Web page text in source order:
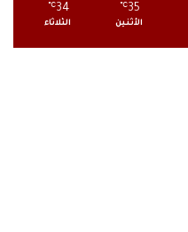
35
℃
الأثنين
34
℃
الثلاثاء